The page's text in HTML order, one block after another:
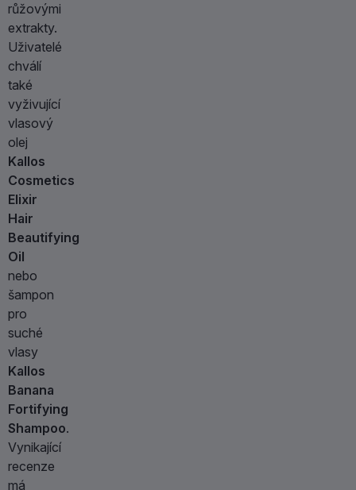
růžovými
extrakty.
Uživatelé
chválí
také
vyživující
vlasový
olej
Kallos
Cosmetics
Elixir
Hair
Beautifying
Oil
nebo
šampon
pro
suché
vlasy
Kallos
Banana
Fortifying
Shampoo.
Vynikající
recenze
má